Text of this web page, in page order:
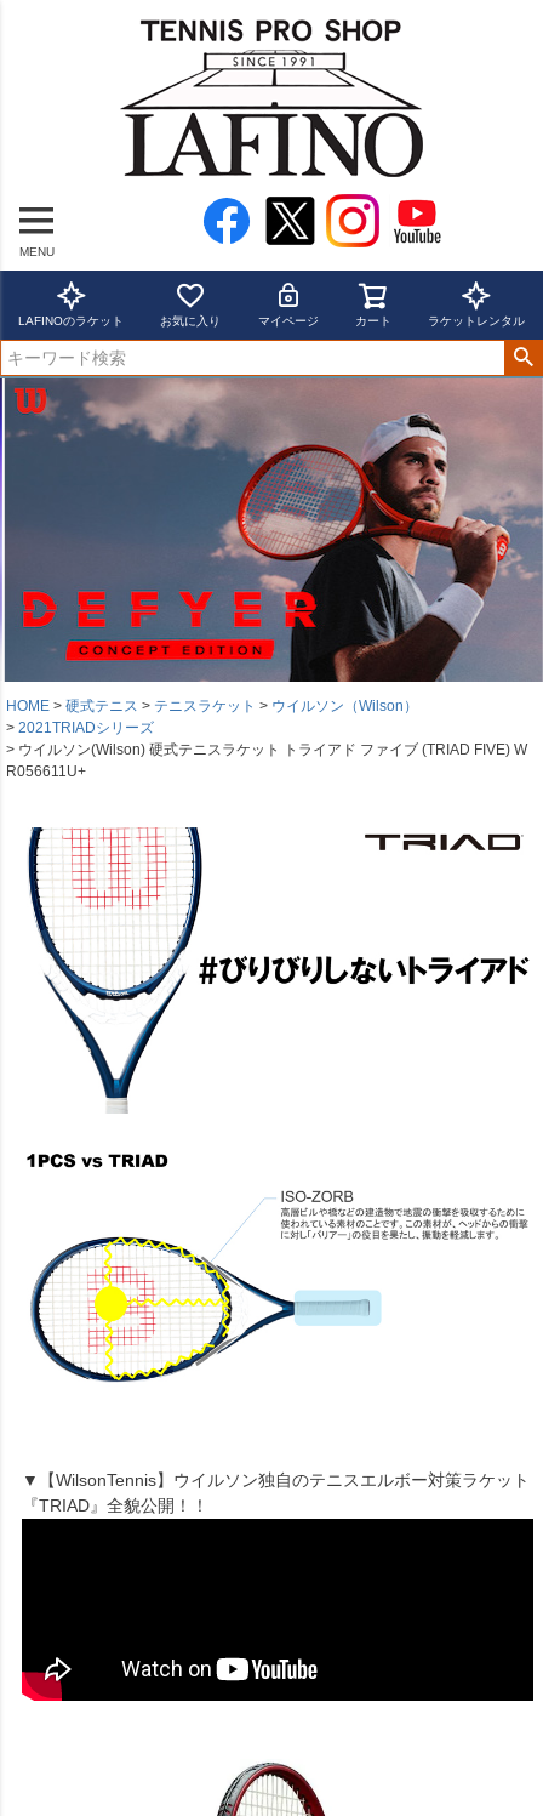
MENU
LAFINOのラケット お気に入り マイページ カート ラケットレンタル
HOME 硬式テニス テニスラケット
ウイルソン（Wilson）
2021TRIADシリーズ
ウイルソン(Wilson) 硬式テニスラケット トライアド ファイブ (TRIAD FIVE) W
R056611U+
▼【WilsonTennis】ウイルソン独自のテニスエルボー対策ラケット
『TRIAD』全貌公開！！